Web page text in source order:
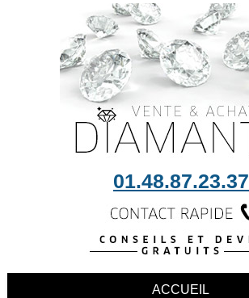
01.48.87.23.37
ACCUEIL